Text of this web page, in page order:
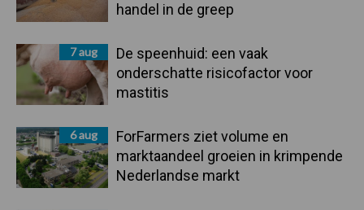
handel in de greep
7 aug
De speenhuid: een vaak
onderschatte risicofactor voor
mastitis
6 aug
ForFarmers ziet volume en
marktaandeel groeien in krimpende
Nederlandse markt